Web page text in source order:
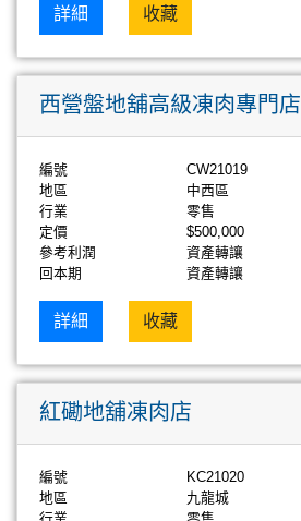
詳細 收藏
西營盤地舖高級凍肉專門店
編號
CW21019
地區
中西區
行業
零售
定價
$500,000
參考利潤
資產轉讓
回本期
資產轉讓
詳細 收藏
紅磡地舖凍肉店
編號
KC21020
地區
九龍城